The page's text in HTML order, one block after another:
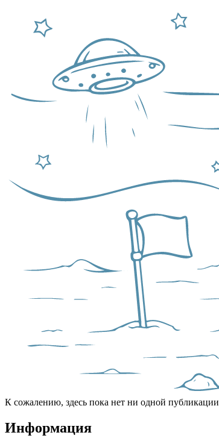
К сожалению, здесь пока нет ни одной публикации
Информация